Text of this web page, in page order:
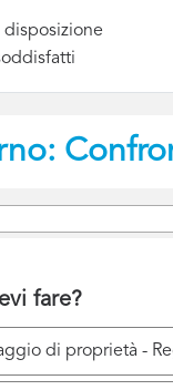
disposizione
fare?
di proprietà -